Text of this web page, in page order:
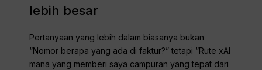
lebih besar
Pertanyaan yang lebih dalam biasanya bukan
“Nomor berapa yang ada di faktur?” tetapi “Rute xAI
mana yang memberi saya campuran yang tepat dari